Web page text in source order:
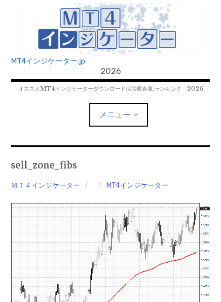
MT4インジケーター.jp
2026
オススメMT4インジケーターダウンロード保管庫倉庫,ランキング 2026
メニュー
MT4EAﾀﾞｳﾝﾛｰﾄﾞ
MT5EAﾀﾞｳﾝﾛｰﾄﾞ
MT5インジケーター
mqファイルをexファイルにする方法
sell_zone_fibs
ＭＴ４インジケーター MT4インジケーター